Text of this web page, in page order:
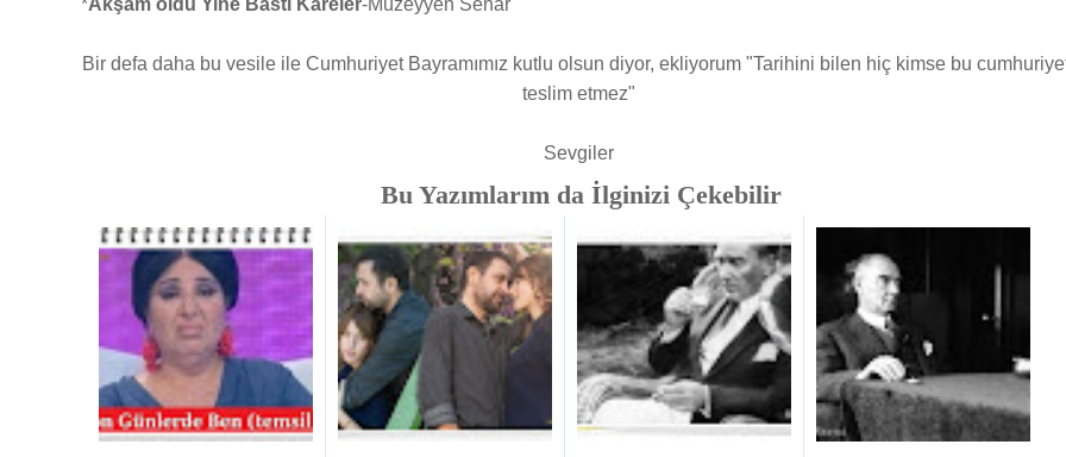
Bir defa daha bu vesile ile Cumhuriyet Bayramımız kutlu olsun diyor, ekliyorum "Tarihini bilen hiç kimse bu
teslim etmez"
Sevgiler
Bu Yazımlarım da İlginizi Çekebilir